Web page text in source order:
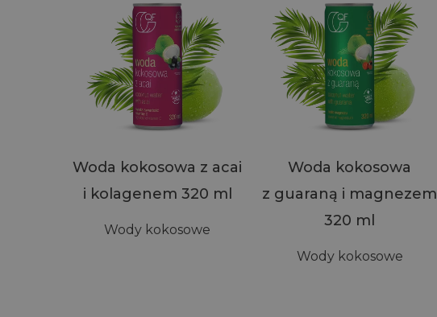
Woda kokosowa z acai
i kolagenem 320 ml
Wody kokosowe
Woda kokosowa
z guaraną i magnezem
320 ml
Wody kokosowe